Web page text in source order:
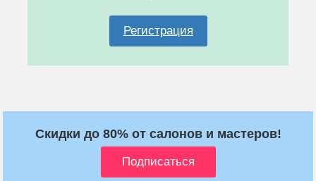
Регистрация
Скидки до 80% от салонов и мастеров!